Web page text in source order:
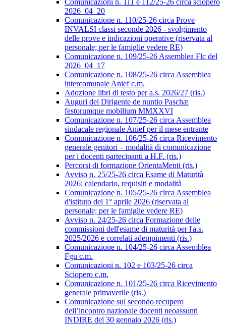
Comunicazioni n. 111 e 112/25-26 circa sciopero
2026_04_20
Comunicazione n. 110/25-26 circa Prove
INVALSI classi seconde 2026 - svolgimento
delle prove e indicazioni operative (riservata al
personale; per le famiglie vedere RE)
Comunicazione n. 109/25-26 Assemblea Flc del
2026_04_17
Comunicazione n. 108/25-26 circa Assemblea
intercomunale Anief c.m.
Adozione libri di testo per a.s. 2026/27 (ris.)
Auguri del Dirigente de nuntio Paschæ
festorumque mobilium MMXXVI
Comunicazione n. 107/25-26 circa Assemblea
sindacale regionale Anief per il mese entrante
Comunicazione n. 106/25-26 circa Ricevimento
generale genitori – modalità di comunicazione
per i docenti partecipanti a H.F. (ris.)
Percorsi di formazione OrientaMenti (ris.)
Avviso n. 25/25-26 circa Esame di Maturità
2026: calendario, requisiti e modalità
Comunicazione n. 105/25-26 circa Assemblea
d'istituto del 1° aprile 2026 (riservata al
personale; per le famiglie vedere RE)
Avviso n. 24/25-26 circa Formazione delle
commissioni dell'esame di maturità per l'a.s.
2025/2026 e correlati adempimenti (ris.)
Comunicazione n. 104/25-26 circa Assemblea
Fgu c.m.
Comunicazioni n. 102 e 103/25-26 circa
Sciopero c.m.
Comunicazione n. 101/25-26 circa Ricevimento
generale primaverile (ris.)
Comunicazione sul secondo recupero
dell’incontro nazionale docenti neoassunti
INDIRE del 30 gennaio 2026 (ris.)